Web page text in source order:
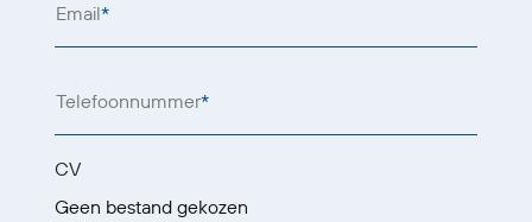
Email*
Telefoonnummer*
CV
Geen bestand gekozen